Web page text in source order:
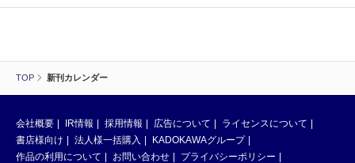
TOP 新刊カレンダー
会社概要 IR情報 採用情報 広告について
ライセンスについて
書店様向け
法人様一括購入
KADOKAWAグループ
作品の利用について
お問い合わせ
プライバシーポリシー